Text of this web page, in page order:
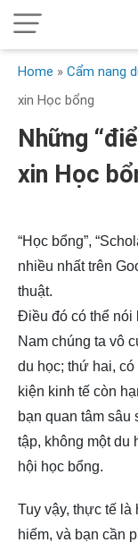
Home » Cẩm nang
xin Học bổng
Những
xin Học
“Học bổng”,
nhiều nhất trên
thuật.
Điều đó có thể nói
Nam chúng ta vô
du học; thứ hai,
kiện kinh tế còn
bạn quan tâm sâu
tập, không một du
hội học bổng.
Tuy vậy, thực tế là
hiếm, và bạn cần